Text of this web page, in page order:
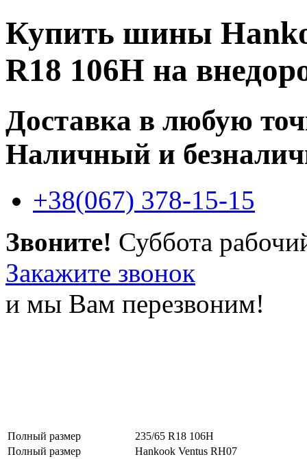
Купить шины
R18 106H на
Доставка в любую
Наличный и
+38(067) 378-15-15
Звоните! Суббота
Закажите звонок
и мы Вам перезвоним!
Полный размер
235/65 R18 106H
Полный размер
Hankook Ventus RH07